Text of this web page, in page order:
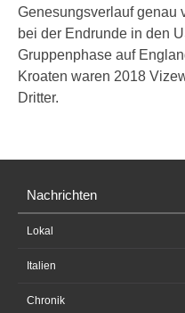
Genesungsverlauf genau
bei der Endrunde in den
Gruppenphase auf
Kroaten waren 2018
Dritter.
Nachrichten
Lokal
Italien
Chronik